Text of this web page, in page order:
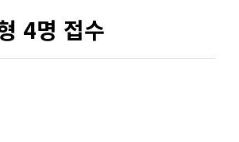
4명 접수